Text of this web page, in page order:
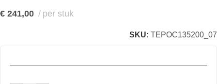
€ 241,00 per stuk
SKU: TEPOC135200_07